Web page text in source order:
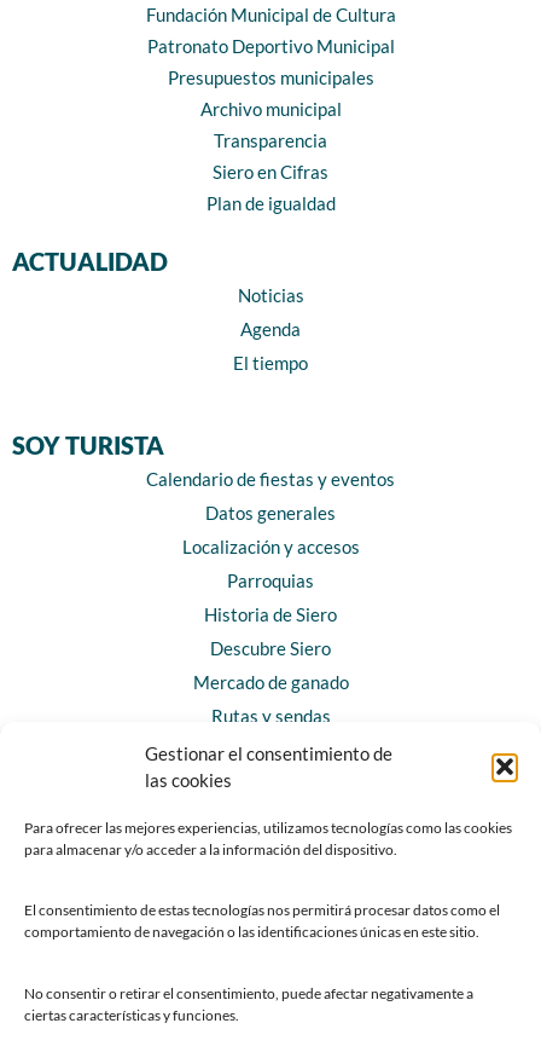
Gestionar el consentimiento de
las cookies
Para ofrecer las mejores experiencias, utilizamos tecnologías como las cookies
para almacenar y/o acceder a la información del dispositivo.
El consentimiento de estas tecnologías nos permitirá procesar datos como el
comportamiento de navegación o las identificaciones únicas en este sitio.
No consentir o retirar el consentimiento, puede afectar negativamente a
ciertas características y funciones.
Fundación Municipal de Cultura
Patronato Deportivo Municipal
Presupuestos municipales
Archivo municipal
Transparencia
Siero en Cifras
Plan de igualdad
ACTUALIDAD
Noticias
Agenda
El tiempo
SOY TURISTA
Calendario de fiestas y eventos
Datos generales
Localización y accesos
Parroquias
Historia de Siero
Descubre Siero
Mercado de ganado
Rutas y sendas
Horarios y contacto
Teléfonos de interés
Chatbot Siero
SEDES ELECTRÓNICAS
Sede del Ayuntamiento de Siero